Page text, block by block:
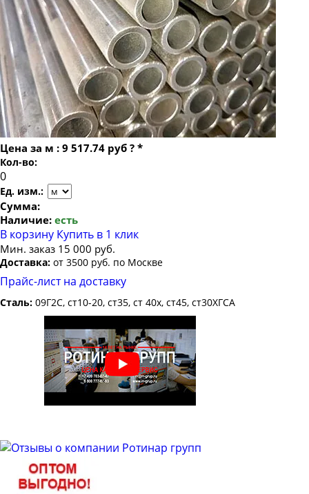
Труба бесшовная 22
Труба бесшовная 24
Труба бесшовная 25
Труба бесшовная 26
Труба бесшовная 27
Труба бесшовная 28
Труба бесшовная 30
Труба бесшовная 32
Труба бесшовная 35
Труба бесшовная 36
Труба бесшовная 38
Труба бесшовная 40
Труба бесшовная 42
Труба бесшовная 45
Труба бесшовная 48
Труба бесшовная 50
Труба бесшовная 51
Труба бесшовная 53
Труба бесшовная 63
Труба бесшовная 194х28
Труба бесшовная 194х30
Труба бесшовная 194х32
Труба бесшовная 194х36
Труба бесшовная 194х40
Труба бесшовная 194х45
Труба бесшовная 194х50
Цена за м : 9 517.74 руб ? *
Кол-во:
Ед. изм.:
Сумма:
Наличие: есть
В корзину Купить в 1 клик
Мин. заказ 15 000 руб.
Доставка: от 3500 руб. по Москве
Прайс-лист на доставку
Сталь: 09Г2С, ст10-20, ст35, ст 40х, ст45, ст30ХГСА